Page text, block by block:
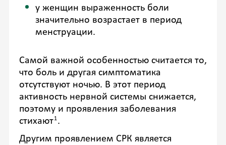
у женщин выраженность боли
значительно возрастает в период
менструации.
Самой важной особенностью считается то,
что боль и другая симптоматика
отсутствуют ночью. В этот период
активность нервной системы снижается,
поэтому и проявления заболевания
стихают1.
Другим проявлением СРК является